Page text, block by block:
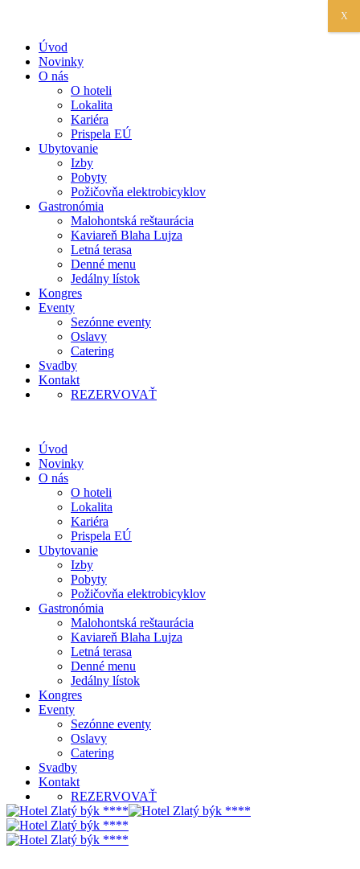
Úvod
Novinky
O nás
O hoteli
Lokalita
Kariéra
Prispela EÚ
Ubytovanie
Izby
Pobyty
Požičovňa elektrobicyklov
Gastronómia
Malohontská reštaurácia
Kaviareň Blaha Lujza
Letná terasa
Denné menu
Jedálny lístok
Kongres
Eventy
Sezónne eventy
Oslavy
Catering
Svadby
Kontakt
REZERVOVAŤ
Úvod
Novinky
O nás
O hoteli
Lokalita
Kariéra
Prispela EÚ
Ubytovanie
Izby
Pobyty
Požičovňa elektrobicyklov
Gastronómia
Malohontská reštaurácia
Kaviareň Blaha Lujza
Letná terasa
Denné menu
Jedálny lístok
Kongres
Eventy
Sezónne eventy
Oslavy
Catering
Svadby
Kontakt
REZERVOVAŤ
X